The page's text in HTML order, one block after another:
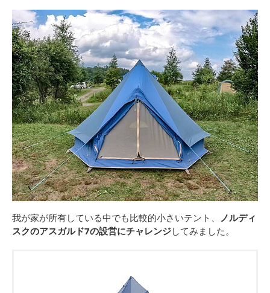
我が家が所有している中でも比較的小さいテント、 ノルディ
スクのアスガルド7の設営にチャレンジしてみました。